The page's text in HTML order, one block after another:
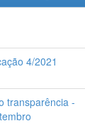
4/2021
transparência -